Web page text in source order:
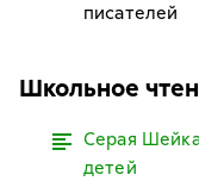
писателей
Школьное
Серая
детей